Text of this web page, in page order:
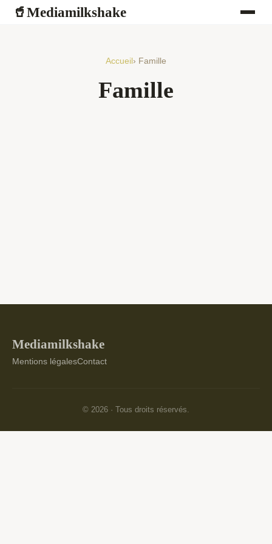
🥤Mediamilkshake
Accueil › Famille
Famille
Mediamilkshake
Mentions légalesContact
© 2026 · Tous droits réservés.